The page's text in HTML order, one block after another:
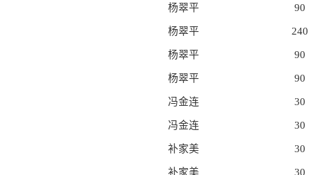
杨翠平 90
杨翠平 240
杨翠平 90
杨翠平 90
冯金连 30
冯金连 30
补家美 30
补家美 30